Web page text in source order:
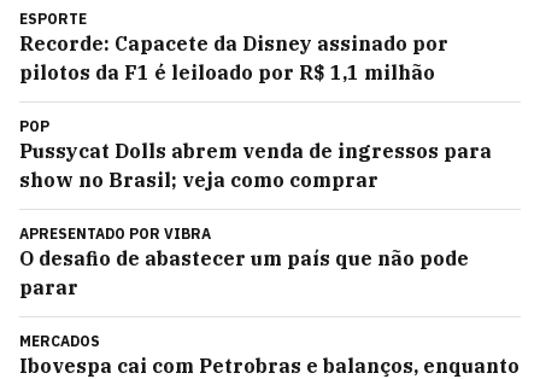
ESPORTE
Recorde: Capacete da Disney assinado por
pilotos da F1 é leiloado por R$ 1,1 milhão
POP
Pussycat Dolls abrem venda de ingressos para
show no Brasil; veja como comprar
APRESENTADO POR VIBRA
O desafio de abastecer um país que não pode
parar
MERCADOS
Ibovespa cai com Petrobras e balanços, enquanto